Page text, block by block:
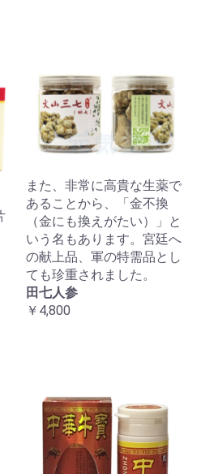
また、非常に高貴な生薬で
あることから、「金不換
（金にも換えがたい）」と
いう名もあります。宮廷へ
の献上品、軍の特需品とし
ても珍重されました。
田七人参
￥4,800